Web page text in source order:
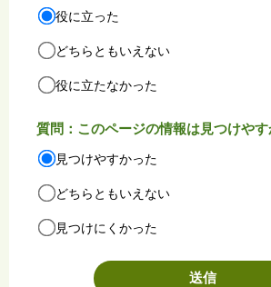
役に立った
どちらともいえない
役に立たなかった
質問：このページの情報は見つけやす
見つけやすかった
どちらともいえない
見つけにくかった